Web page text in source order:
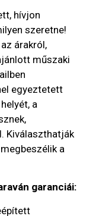
hívjon
szeretne!
árakról,
műszaki
egyeztetett
a
Kiválaszthatják
a
garanciái: